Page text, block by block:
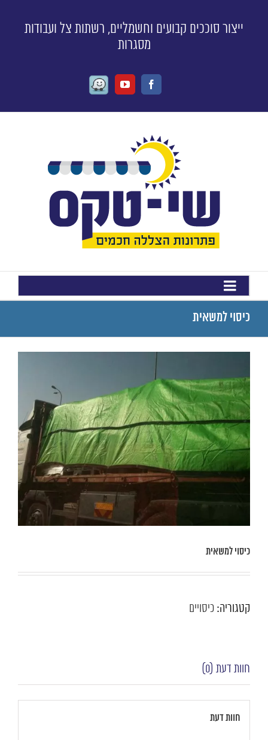
ייצור סוככים קבועים וחשמליים, רשתות צל ועבודות
מסגרות
Facebook
Youtube
Waze
כיסוי למשאית
כיסוי למשאית
קטגוריה: כיסויים
חוות דעת (0)
חוות דעת